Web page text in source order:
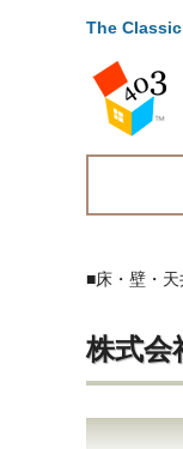
The Classic
■床・壁・
株式会